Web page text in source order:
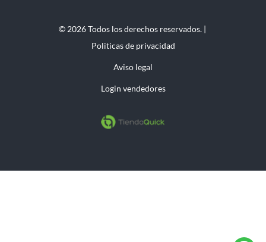
© 2026 Todos los derechos reservados. |
Politicas de privacidad
Aviso legal
Login vendedores